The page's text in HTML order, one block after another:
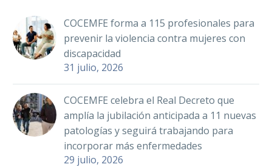
COCEMFE forma a 115 profesionales para
prevenir la violencia contra mujeres con
discapacidad
31 julio, 2026
COCEMFE celebra el Real Decreto que
amplía la jubilación anticipada a 11 nuevas
patologías y seguirá trabajando para
incorporar más enfermedades
29 julio, 2026